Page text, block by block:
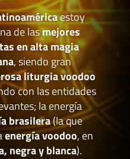
estoy
de lasmejores
en alta magia
, siendo gran
liturgia voodoo
con las entidades
la energía
brasilera(la que
energía voodoo, en
negra y blanca).